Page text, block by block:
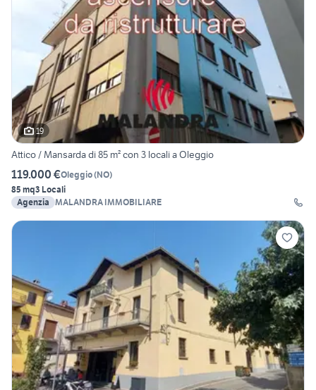
19
Attico / Mansarda di 85 m² con 3 locali a Oleggio
119.000 €Oleggio(NO)
85 mq3 Locali
Agenzia MALANDRA IMMOBILIARE